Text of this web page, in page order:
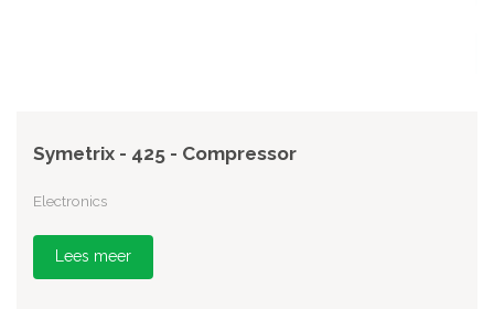
Symetrix - 425 - Compressor
Electronics
Lees meer